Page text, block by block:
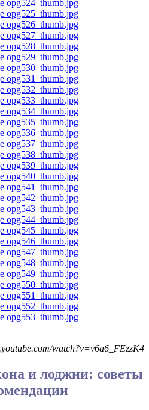
watch?v=v6a6_FEzzK4
и лоджии: советы